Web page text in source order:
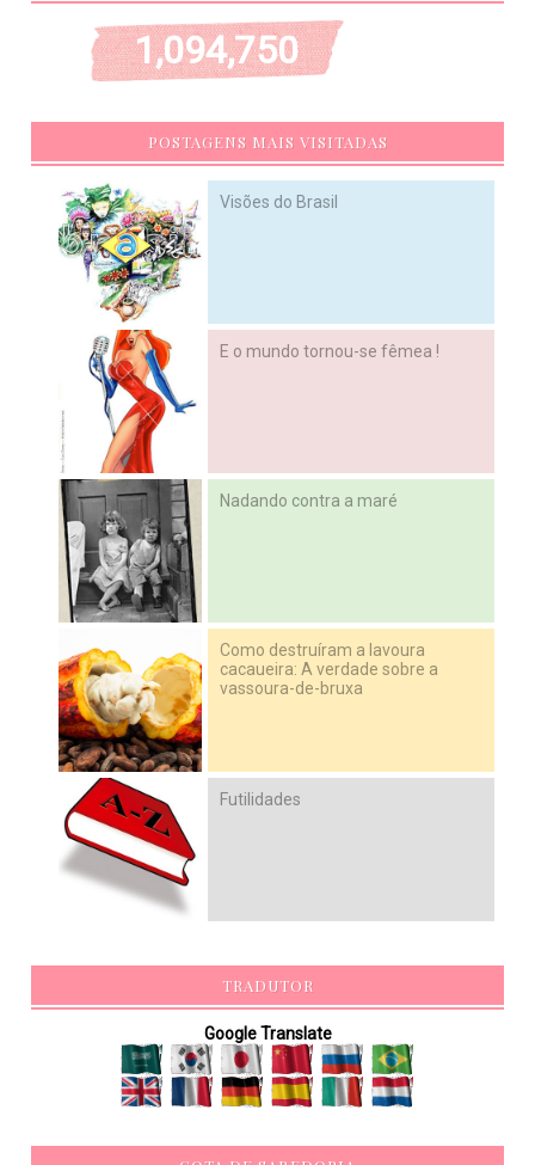
1,094,750
POSTAGENS MAIS VISITADAS
Visões do Brasil
E o mundo tornou-se fêmea !
Nadando contra a maré
Como destruíram a lavoura
cacaueira: A verdade sobre a
vassoura-de-bruxa
Futilidades
TRADUTOR
Google Translate